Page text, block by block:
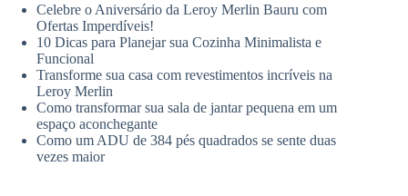
Celebre o Aniversário da Leroy Merlin Bauru com
Ofertas Imperdíveis!
10 Dicas para Planejar sua Cozinha Minimalista e
Funcional
Transforme sua casa com revestimentos incríveis na
Leroy Merlin
Como transformar sua sala de jantar pequena em um
espaço aconchegante
Como um ADU de 384 pés quadrados se sente duas
vezes maior